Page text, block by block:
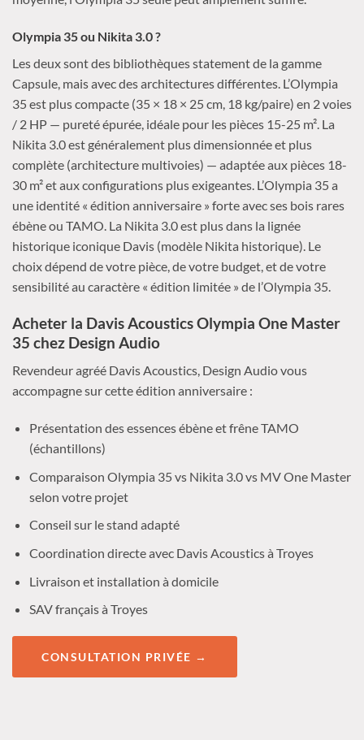
Olympia 35 ou Nikita 3.0 ?
Les deux sont des bibliothèques statement de la gamme
Capsule, mais avec des architectures différentes. L’Olympia
35 est plus compacte (35 × 18 × 25 cm, 18 kg/paire) en 2 voies
/ 2 HP — pureté épurée, idéale pour les pièces 15-25 m². La
Nikita 3.0 est généralement plus dimensionnée et plus
complète (architecture multivoies) — adaptée aux pièces 18-
30 m² et aux configurations plus exigeantes. L’Olympia 35 a
une identité « édition anniversaire » forte avec ses bois rares
ébène ou TAMO. La Nikita 3.0 est plus dans la lignée
historique iconique Davis (modèle Nikita historique). Le
choix dépend de votre pièce, de votre budget, et de votre
sensibilité au caractère « édition limitée » de l’Olympia 35.
Acheter la Davis Acoustics Olympia One Master
35 chez Design Audio
Revendeur agréé Davis Acoustics, Design Audio vous
accompagne sur cette édition anniversaire :
Présentation des essences ébène et frêne TAMO
(échantillons)
Comparaison Olympia 35 vs Nikita 3.0 vs MV One Master
selon votre projet
Conseil sur le stand adapté
Coordination directe avec Davis Acoustics à Troyes
Livraison et installation à domicile
SAV français à Troyes
CONSULTATION PRIVÉE →